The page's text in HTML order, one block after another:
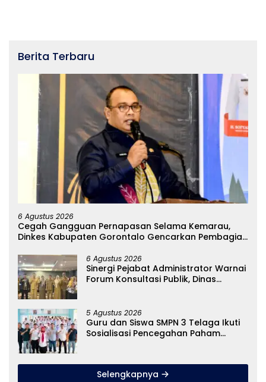
Berita Terbaru
6 Agustus 2026
Cegah Gangguan Pernapasan Selama Kemarau,
Dinkes Kabupaten Gorontalo Gencarkan Pembagian
6 Agustus 2026
Sinergi Pejabat Administrator Warnai
Forum Konsultasi Publik, Dinas
5 Agustus 2026
Guru dan Siswa SMPN 3 Telaga Ikuti
Sosialisasi Pencegahan Paham
Selengkapnya